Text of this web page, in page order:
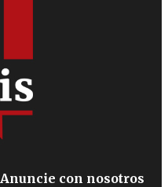
Anuncie con nosotros